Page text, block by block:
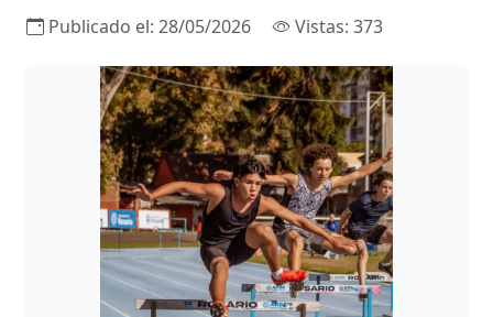
Publicado el: 28/05/2026 Vistas: 373